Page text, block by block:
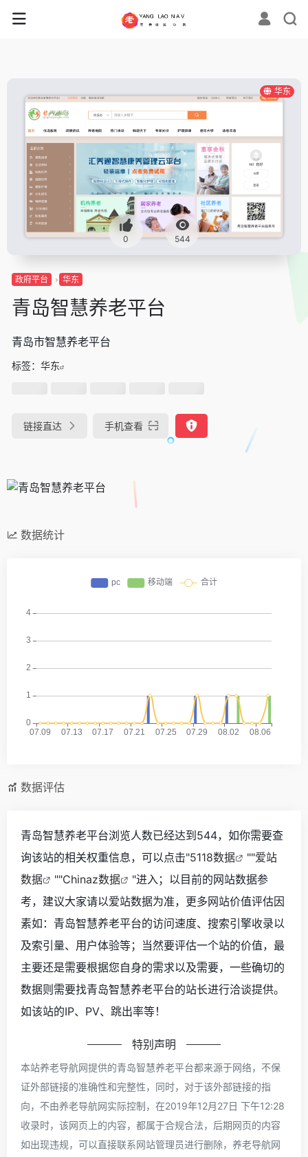
华东
0 544
政府平台 华东
青岛智慧养老平台
青岛市智慧养老平台
标签： 华东
链接直达 手机查看
数据统计
数据评估
青岛智慧养老平台浏览人数已经达到544，如你需要查
询该站的相关权重信息，可以点击"5118数据 ""爱站
数据
""Chinaz数据
"进入；以目前的网站数据参
考，建议大家请以爱站数据为准，更多网站价值评估因
素如：青岛智慧养老平台的访问速度、搜索引擎收录以
及索引量、用户体验等；当然要评估一个站的价值，最
主要还是需要根据您自身的需求以及需要，一些确切的
数据则需要找青岛智慧养老平台的站长进行洽谈提供。
如该站的IP、PV、跳出率等！
特别声明
本站养老导航网提供的青岛智慧养老平台都来源于网络，不保
证外部链接的准确性和完整性，同时，对于该外部链接的指
向，不由养老导航网实际控制，在2019年12月27日 下午12:28
收录时，该网页上的内容，都属于合规合法，后期网页的内容
如出现违规，可以直接联系网站管理员进行删除，养老导航网